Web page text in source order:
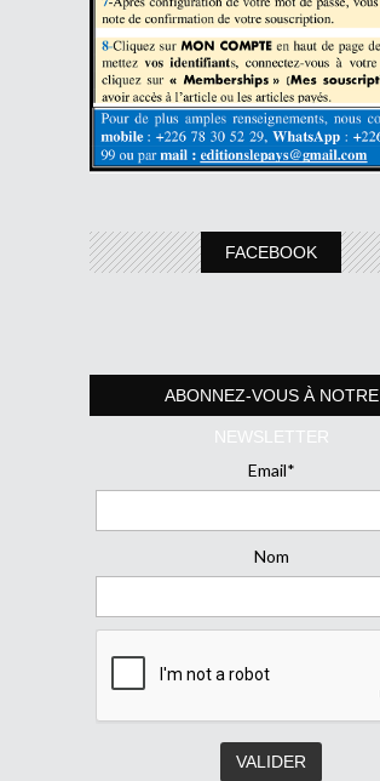
FACEBOOK
ABONNEZ-VOUS À NOTRE
NEWSLETTER
Email*
Nom